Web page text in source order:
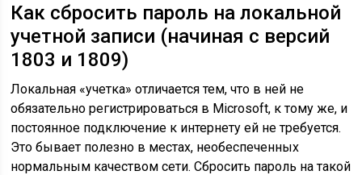
Как сбросить пароль на локальной
учетной записи (начиная с версий
1803 и 1809)
Локальная «учетка» отличается тем, что в ней не
обязательно регистрироваться в Microsoft, к тому же, и
постоянное подключение к интернету ей не требуется.
Это бывает полезно в местах, необеспеченных
нормальным качеством сети. Сбросить пароль на такой